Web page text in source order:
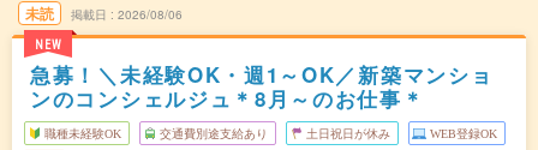
未読
NEW
掲載日 2026/08/06
急募！＼未経験OK・週1～OK／新築マンショ
ンのコンシェルジュ＊8月～のお仕事＊
職種未経験OK 交通費別途支給あり 土日祝日が休み WEB登録OK